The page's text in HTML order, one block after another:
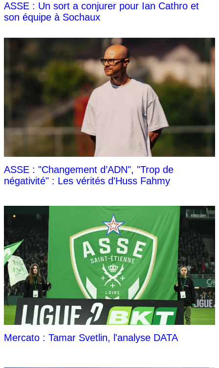
ASSE : Un sort a conjurer pour Ian Cathro et
son équipe à Sochaux
ASSE : "Changement d’ADN", "Trop de
négativité" : Les vérités d'Huss Fahmy
Mercato : Tamar Svetlin, l'analyse DATA